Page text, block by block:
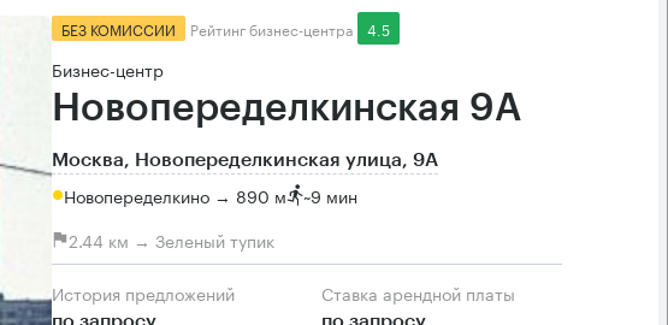
БЕЗ КОМИССИИ Рейтинг бизнес-центра 4.5
Бизнес-центр
Новопеределкинская 9А
Москва, Новопеределкинская улица, 9А
Новопеределкино → 890 м ~9 мин
2.44 км → Зеленый тупик
История предложений Ставка арендной платы